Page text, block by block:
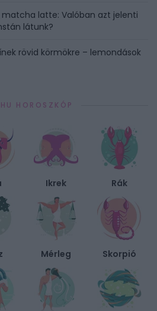
matcha latte: Valóban azt jelenti
látunk?
rövid körmökre – lemondások
HOROSZKÓP
Ikrek Rák
Mérleg Skorpió